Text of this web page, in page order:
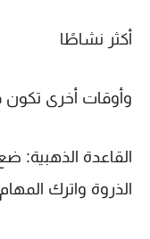
أكثر نشاطًا
وأوقات أخرى
القاعدة الذهبية:
الذروة واترك